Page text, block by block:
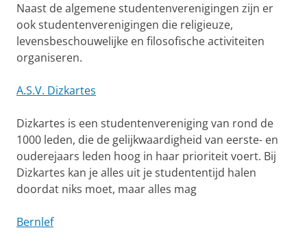
Naast de algemene studentenverenigingen zijn er
ook studentenverenigingen die religieuze,
levensbeschouwelijke en filosofische activiteiten
organiseren.
A.S.V. Dizkartes
Dizkartes is een studentenvereniging van rond de
1000 leden, die de gelijkwaardigheid van eerste- en
ouderejaars leden hoog in haar prioriteit voert. Bij
Dizkartes kan je alles uit je studententijd halen
doordat niks moet, maar alles mag
Bernlef